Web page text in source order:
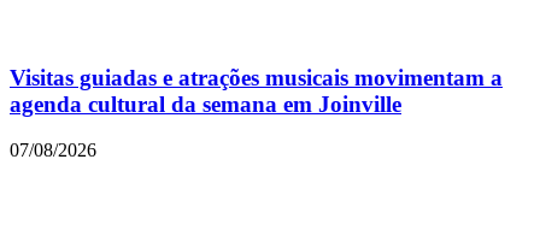
Visitas guiadas e atrações musicais movimentam a
agenda cultural da semana em Joinville
07/08/2026